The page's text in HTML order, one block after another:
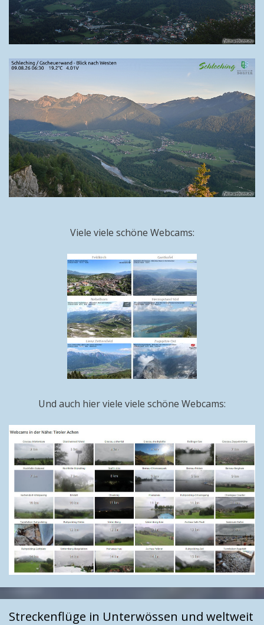
Viele viele schöne Webcams:
Und auch hier viele viele schöne Webcams:
Streckenflüge in Unterwössen und weltweit